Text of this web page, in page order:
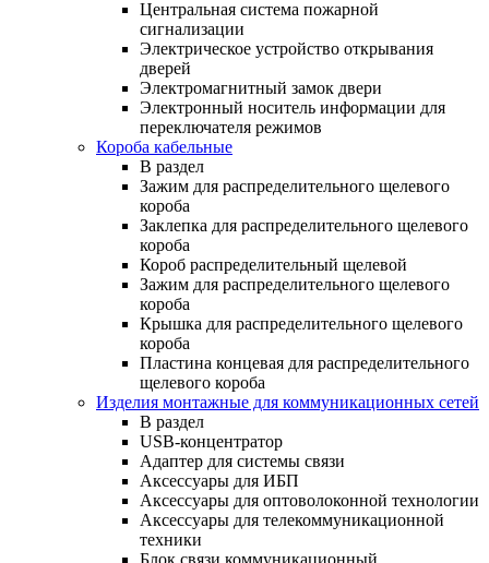
Центральная система пожарной
сигнализации
Электрическое устройство открывания
дверей
Электромагнитный замок двери
Электронный носитель информации для
переключателя режимов
Короба кабельные
В раздел
Зажим для распределительного щелевого
короба
Заклепка для распределительного щелевого
короба
Короб распределительный щелевой
Зажим для распределительного щелевого
короба
Крышка для распределительного щелевого
короба
Пластина концевая для распределительного
щелевого короба
Изделия монтажные для коммуникационных сетей
В раздел
USB-концентратор
Адаптер для системы связи
Аксессуары для ИБП
Аксессуары для оптоволоконной технологии
Аксессуары для телекоммуникационной
техники
Блок связи коммуникационный